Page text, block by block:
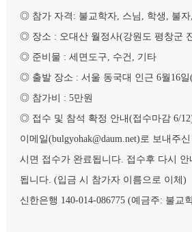
◎ 참가 자격 : 불교학자, 스님 , 학생 , 불자,
◎ 장소 : 오대산 월정사(강원도 평창군
◎ 준비물 : 세면도구, 수건 , 기타
◎ 출발 장소 : 서울 동국대 인근 6월 16일
◎ 참가비 : 5만원
◎ 접수 및 참석 확정 안내(접수마감 6/
이메일(bulgyohak@daum.net)로 보내주신
시면 접수가 완료됩니다. 접수후 다시 안
됩니다. (입금 시 참가자 이름으로 이체 )
신한은행 140-014-086775 (예금주: 불교